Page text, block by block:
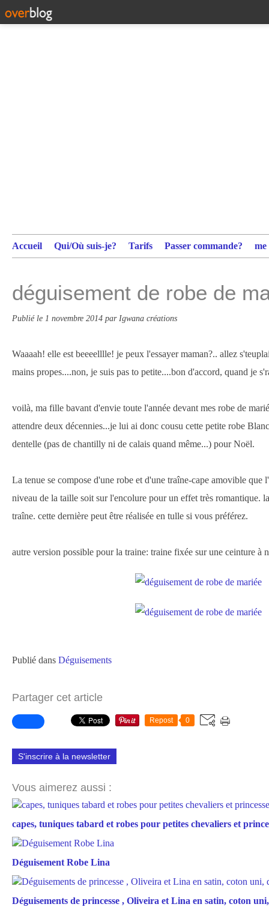
Accueil Qui/Où suis-je? Tarifs Passer commande?
déguisement de robe de
Publié le 1 novembre 2014 par Igwana créations
Waaaah! elle est beeeelllle! je peux l'essayer maman?.. allez
mains propes....non, je suis pas to petite....bon d'accord, quand je
voilà, ma fille bavant d'envie toute l'année devant mes robe de
attendre deux décennies...je lui ai donc cousu cette petite robe
dentelle (pas de chantilly ni de calais quand même...) pour Noël.
La tenue se compose d'une robe et d'une traîne-cape amovible que
niveau de la taille soit sur l'encolure pour un effet très romantique.
traîne. cette dernière peut être réalisée en tulle si vous préférez.
autre version possible pour la traine: traine fixée sur une ceinture à
Publié dans Déguisements
Partager cet article
Repost 0
S'inscrire à la newsletter
Vous aimerez aussi :
capes, tuniques tabard et robes pour petites chevaliers et
Déguisement Robe Lina
Déguisements de princesse , Oliveira et Lina en satin, coton